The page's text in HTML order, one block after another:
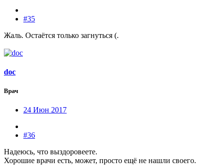
#35
Жаль. Остаётся только загнуться (.
doc
Врач
24 Июн 2017
#36
Надеюсь, что выздоровеете.
Хорошие врачи есть, может, просто ещё не нашли своего.